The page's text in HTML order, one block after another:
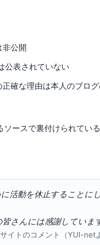
非公開
公表されていない
確な理由は本人のブロ
ースで裏付けられてい
に活動を休止することに
さんには感謝していま
イトのコメント（YUI-net